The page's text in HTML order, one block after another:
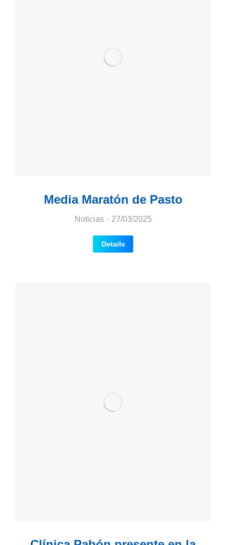
Media Maratón de Pasto
Noticias 27/03/2025
Details